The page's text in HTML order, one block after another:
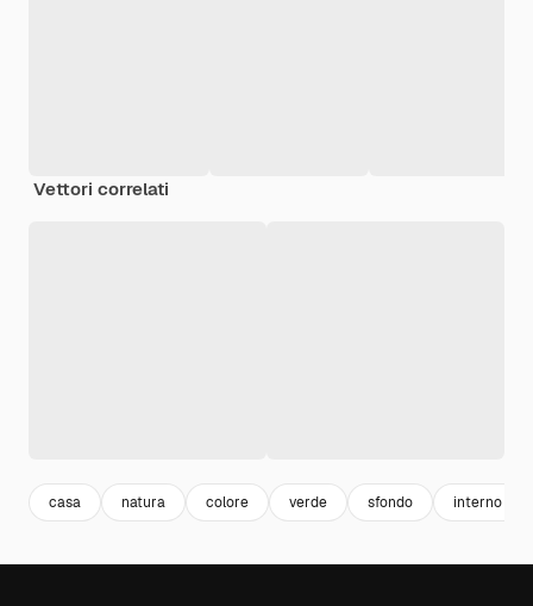
Vettori correlati
casa natura colore verde sfondo interno